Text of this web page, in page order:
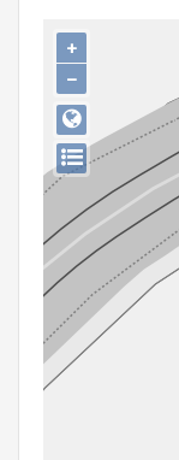
Gebeurtenis
Persoon of collectief
Downloads
Hergebruik
Aanmelden
+
−